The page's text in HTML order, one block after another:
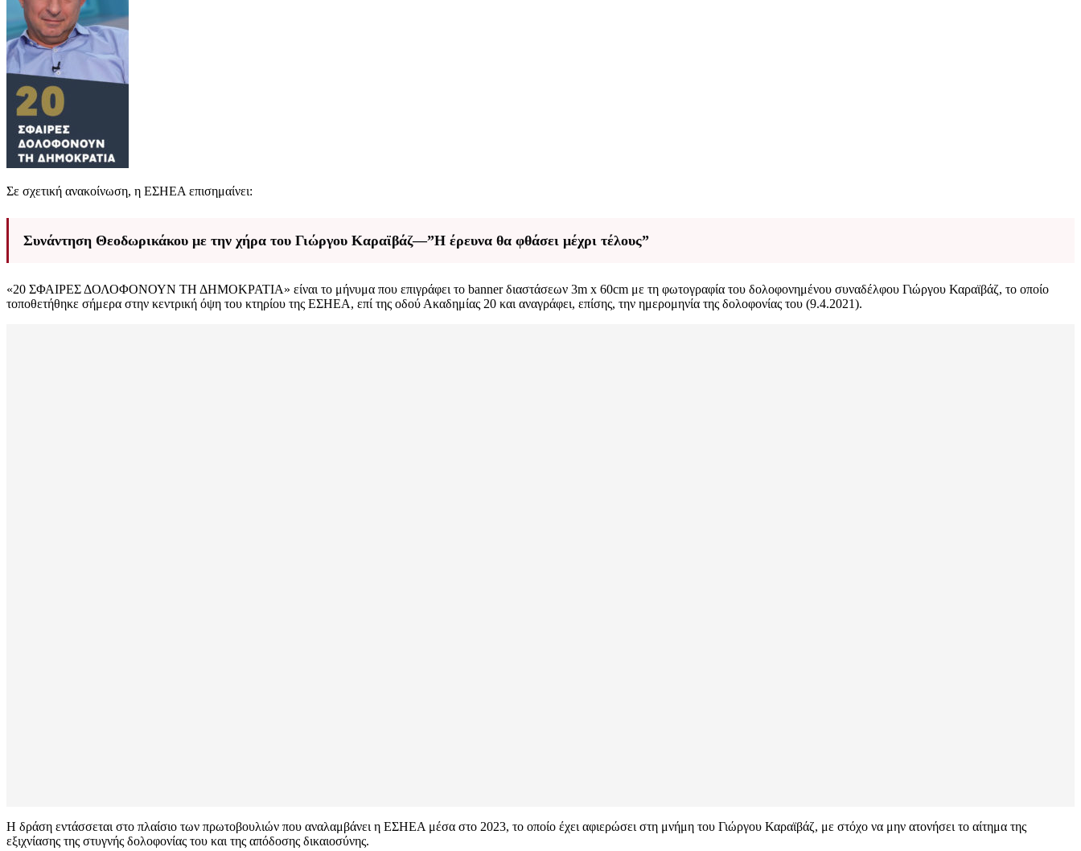
Σε σχετική ανακοίνωση, η ΕΣΗΕΑ επισημαίνει:
Συνάντηση Θεοδωρικάκου με την χήρα του Γιώργου Καραϊβάζ—”Η έρευνα θα φθάσει μέχρι τέλους”
«20 ΣΦΑΙΡΕΣ ΔΟΛΟΦΟΝΟΥΝ ΤΗ ΔΗΜΟΚΡΑΤΙΑ» είναι το μήνυμα που επιγράφει το banner διαστάσεων 3m x 60cm με τη φωτογραφία του δολοφονημένου συναδέλφου Γιώργου Καραϊβάζ, το οποίο
τοποθετήθηκε σήμερα στην κεντρική όψη του κτηρίου της ΕΣΗΕΑ, επί της οδού Ακαδημίας 20 και αναγράφει, επίσης, την ημερομηνία της δολοφονίας του (9.4.2021).
Η δράση εντάσσεται στο πλαίσιο των πρωτοβουλιών που αναλαμβάνει η ΕΣΗΕΑ μέσα στο 2023, το οποίο έχει αφιερώσει στη μνήμη του Γιώργου Καραϊβάζ, με στόχο να μην ατονήσει το αίτημα της
εξιχνίασης της στυγνής δολοφονίας του και της απόδοσης δικαιοσύνης.